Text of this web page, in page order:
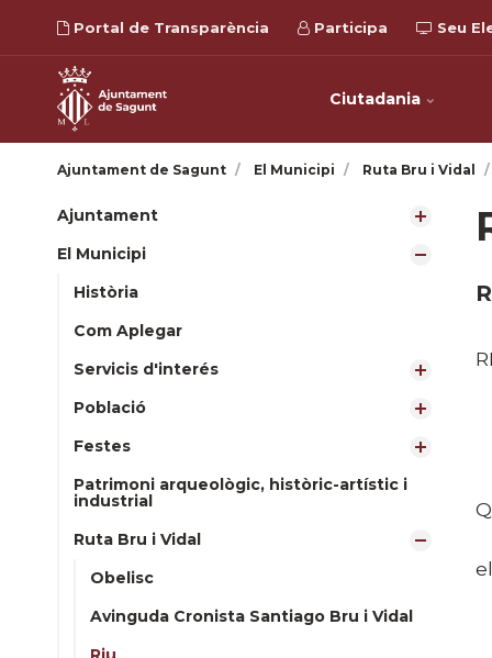
Portal de Transparència Participa Seu
Ciutadania
Ajuntament de Sagunt El Municipi Ruta Bru i Vidal
Ajuntament
El Municipi
Història
Com Aplegar
Servicis d'interés
Població
Festes
Patrimoni arqueològic, històric-artístic i
industrial
Ruta Bru i Vidal
Obelisc
Avinguda Cronista Santiago Bru i Vidal